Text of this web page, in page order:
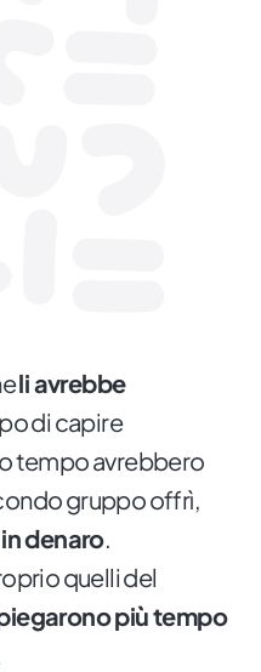
li avrebbe
di capire
tempo avrebbero
gruppo offrì,
denaro.
quelli del
più tempo